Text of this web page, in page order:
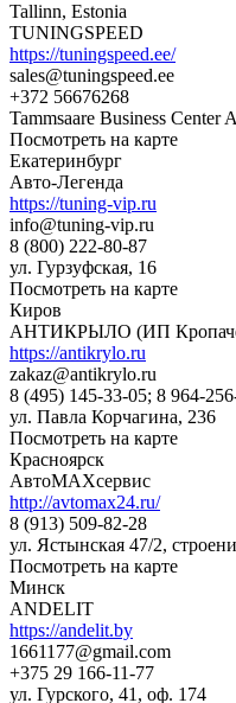
Tallinn, Estonia
TUNINGSPEED
https://tuningspeed.ee/
sales@tuningspeed.ee
+372 56676268
Tammsaare Business Center
Посмотреть на карте
Екатеринбург
Авто-Легенда
https://tuning-vip.ru
info@tuning-vip.ru
8 (800) 222-80-87
ул. Гурзуфская, 16
Посмотреть на карте
Киров
АНТИКРЫЛО (ИП
https://antikrylo.ru
zakaz@antikrylo.ru
8 (495) 145-33-05; 8 964-
ул. Павла Корчагина, 236
Посмотреть на карте
Красноярск
АвтоМАХсервис
http://avtomax24.ru/
8 (913) 509-82-28
ул. Ястынская 47/2,
Посмотреть на карте
Минск
ANDELIT
https://andelit.by
1661177@gmail.com
+375 29 166-11-77
ул. Гурского, 41, оф. 174